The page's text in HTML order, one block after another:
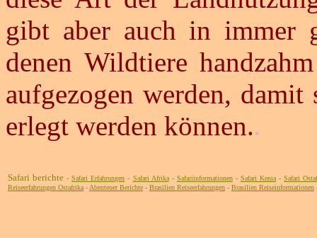
gibt aber auch in immer
denen Wildtiere
aufgezogen werden,
erlegt werden können..
Safari berichte -Safari Erfahrungen - Safari Afrika- Safariinformationen- Safari Kenia -Safari
Reiseerfahrungen Ostafrika - Abenteuer Berichte - Brasilien Reiseerfahrungen - Brasilien Reiseinformationen